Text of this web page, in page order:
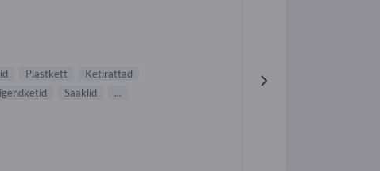
Plastkett
Ketirattad
Sääklid ...